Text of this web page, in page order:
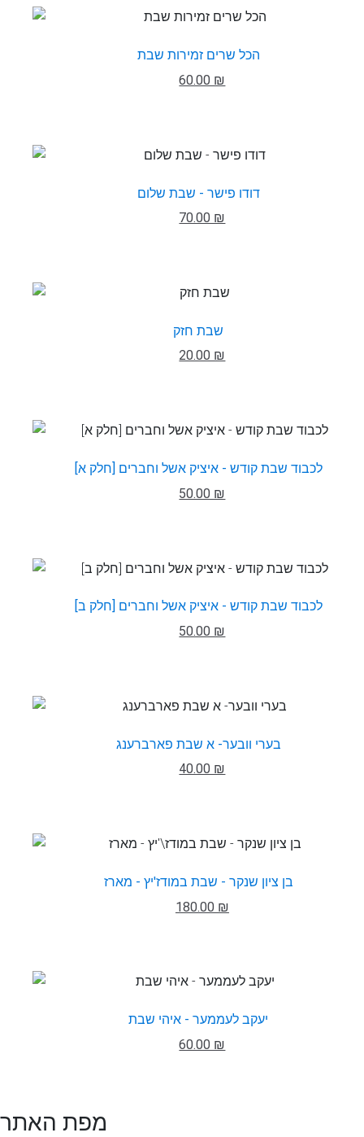
הכל שרים זמירות שבת
60.00 ₪
דודו פישר - שבת שלום
70.00 ₪
שבת חזק
20.00 ₪
לכבוד שבת קודש - איציק אשל וחברים [חלק א]
50.00 ₪
לכבוד שבת קודש - איציק אשל וחברים [חלק ב]
50.00 ₪
בערי וובער- א שבת פארברענג
40.00 ₪
בן ציון שנקר - שבת במודז'יץ - מארז
180.00 ₪
יעקב לעממער - איהי שבת
60.00 ₪
מפת האתר